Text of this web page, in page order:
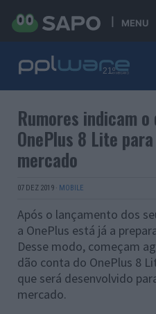
MENU
Rumores indicam
OnePlus 8 Lite
mercado
07 DEZ 2019 · MOBILE
Após o lançamento dos
a OnePlus está já a
Desse modo, começam
dão conta do OnePlus 8
que será desenvolvido
mercado.